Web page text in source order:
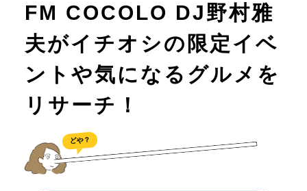
FM COCOLO DJ野村雅
夫がイチオシの限定イベ
ントや気になるグルメを
リサーチ！
どや？